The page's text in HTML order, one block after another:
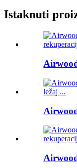
Istaknuti